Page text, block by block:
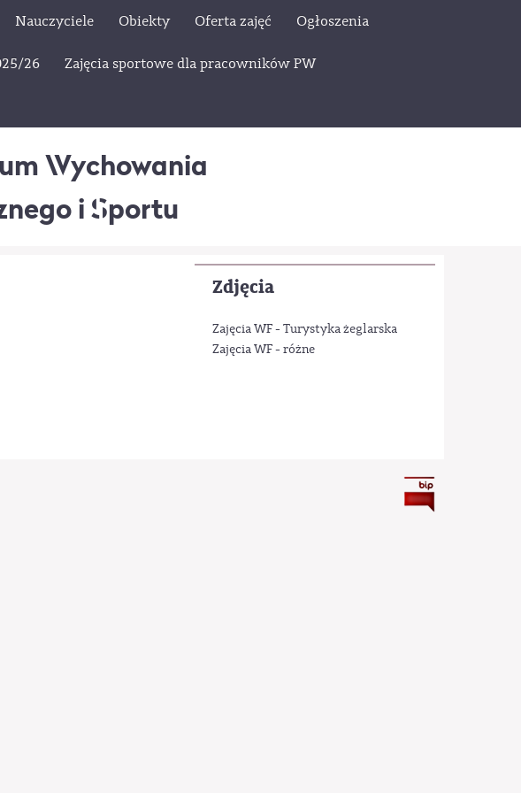
Nauczyciele Obiekty Oferta zajęć Ogłoszenia
26 Zajęcia sportowe dla pracowników PW
Wychowania
i Sportu
Zdjęcia
Zajęcia WF - Turystyka żeglarska
Zajęcia WF - różne